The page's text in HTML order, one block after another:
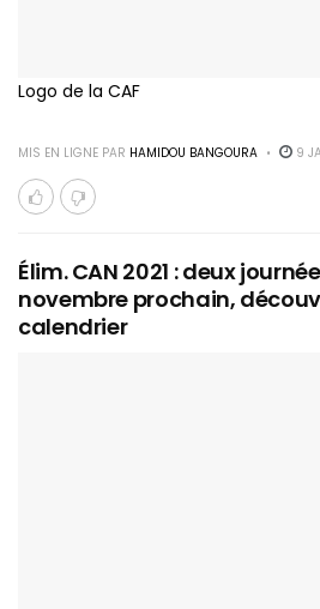
Logo de la CAF
MIS EN LIGNE PAR HAMIDOU BANGOURA 9
Élim. CAN 2021 : deux
novembre prochain,
calendrier